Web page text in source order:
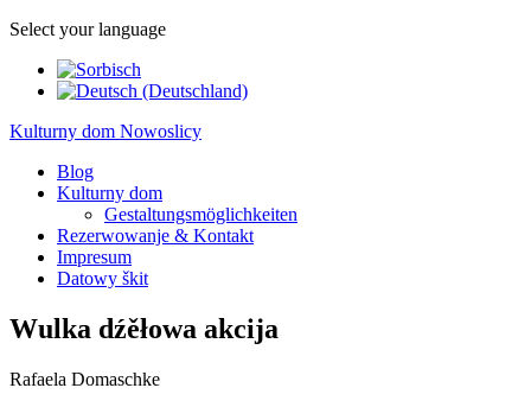
Select your language
Kulturny dom Nowoslicy
Blog
Kulturny dom
Gestaltungsmöglichkeiten
Rezerwowanje & Kontakt
Impresum
Datowy škit
Wulka dźěłowa akcija
Rafaela Domaschke